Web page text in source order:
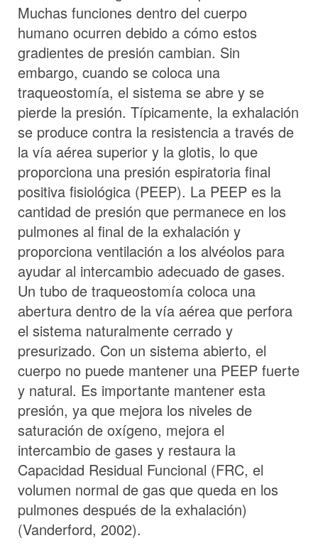
Muchas funciones dentro del cuerpo
humano ocurren debido a cómo estos
gradientes de presión cambian. Sin
embargo, cuando se coloca una
traqueostomía, el sistema se abre y se
pierde la presión. Típicamente, la exhalación
se produce contra la resistencia a través de
la vía aérea superior y la glotis, lo que
proporciona una presión espiratoria final
positiva fisiológica (PEEP). La PEEP es la
cantidad de presión que permanece en los
pulmones al final de la exhalación y
proporciona ventilación a los alvéolos para
ayudar al intercambio adecuado de gases.
Un tubo de traqueostomía coloca una
abertura dentro de la vía aérea que perfora
el sistema naturalmente cerrado y
presurizado. Con un sistema abierto, el
cuerpo no puede mantener una PEEP fuerte
y natural. Es importante mantener esta
presión, ya que mejora los niveles de
saturación de oxígeno, mejora el
intercambio de gases y restaura la
Capacidad Residual Funcional (FRC, el
volumen normal de gas que queda en los
pulmones después de la exhalación)
(Vanderford, 2002).